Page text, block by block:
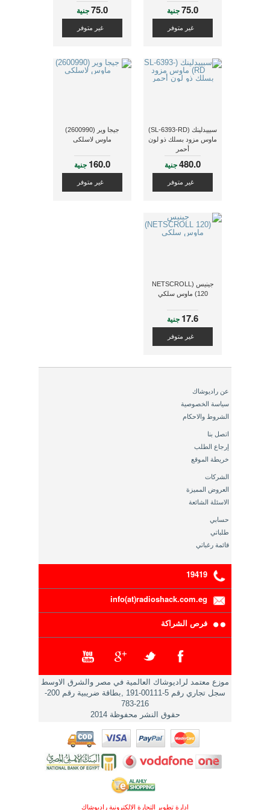
75.0جنية
غير متوفر
75.0جنية
غير متوفر
سبييدلينك (SL-6393-RD)
ماوس مزود بسلك ذو لون
أحمر
480.0جنية
غير متوفر
جيجا وير (2600990)
ماوس لاسلكى
160.0 جنية
غير متوفر
جينيس (NETSCROLL
120) ماوس سلكي
17.6 جنية
غير متوفر
عن راديوشاك
سياسة الخصوصية
الشروط والاحكام
اتصل بنا
إرجاع الطلب
خريطة الموقع
الشركات
العروض المميزة
الاسئلة الشائعة
حسابي
طلباتي
قائمة رغباتي
19419
info(at)radioshack.com.eg
فرص الشراكة
موزع معتمد لراديوشاك العالمية في مصر والشرق الاوسط
سجل تجاري رقم 5-00111-191 ,بطاقة ضريبية رقم 200-
216-783
حقوق النشر محفوظة 2014
ادارة تطوير التجارة الالكترونية راديوشاك